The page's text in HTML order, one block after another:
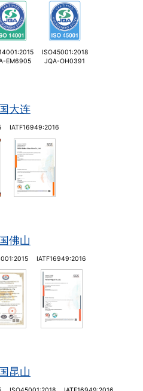
EM6905
ISO45001:2018
JQA-OH0391
大连
IATF16949:2016
佛山
IATF16949:2016
昆山